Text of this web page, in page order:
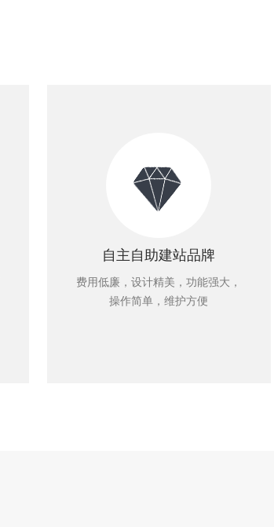
自主自助建站品牌
费用低廉，设计精美，功能强大，
操作简单，维护方便